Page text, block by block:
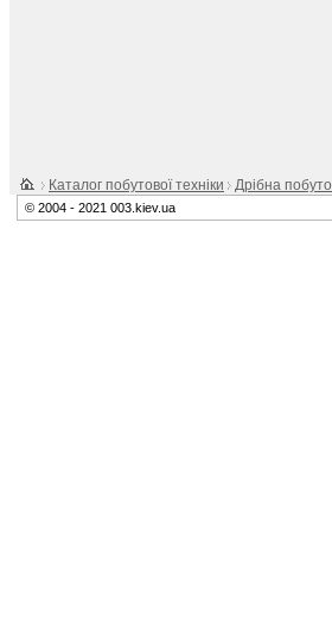
Каталог побутової техніки Дрібна
© 2004 - 2021 003.kiev.ua